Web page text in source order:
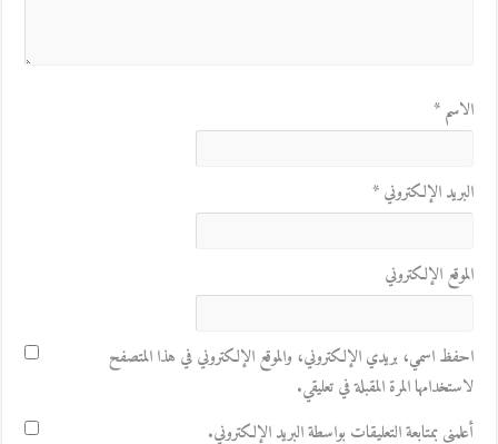
الاسم*
البريد الإلكتروني*
الموقع الإلكتروني
احفظ اسمي، بريدي الإلكتروني، والموقع الإلكتروني في هذا المتصفح
لاستخدامها المرة المقبلة في تعليقي.
أعلمني بمتابعة التعليقات بواسطة البريد الإلكتروني.